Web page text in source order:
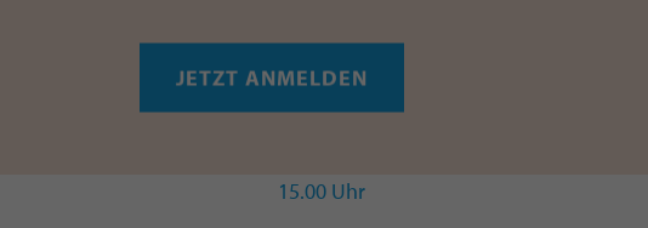
Familienführung
11.15 Uhr
15.00 Uhr
JETZT ANMELDEN